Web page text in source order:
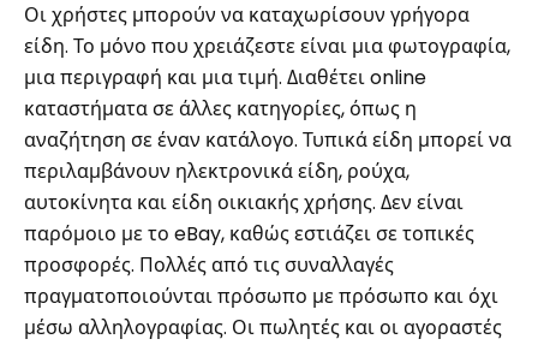
Οι χρήστες μπορούν να καταχωρίσουν γρήγορα
είδη. Το μόνο που χρειάζεστε είναι μια φωτογραφία,
μια περιγραφή και μια τιμή. Διαθέτει online
καταστήματα σε άλλες κατηγορίες, όπως η
αναζήτηση σε έναν κατάλογο. Τυπικά είδη μπορεί να
περιλαμβάνουν ηλεκτρονικά είδη, ρούχα,
αυτοκίνητα και είδη οικιακής χρήσης. Δεν είναι
παρόμοιο με το eBay, καθώς εστιάζει σε τοπικές
προσφορές. Πολλές από τις συναλλαγές
πραγματοποιούνται πρόσωπο με πρόσωπο και όχι
μέσω αλληλογραφίας. Οι πωλητές και οι αγοραστές